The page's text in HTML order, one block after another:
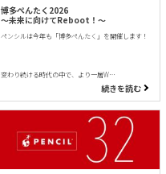
博多ぺんたく2026
〜未来に向けてReboot！〜
ペンシルは今年も「博多ぺんたく」を開催します！
変わり続ける時代の中で、より一層W…
続きを読む